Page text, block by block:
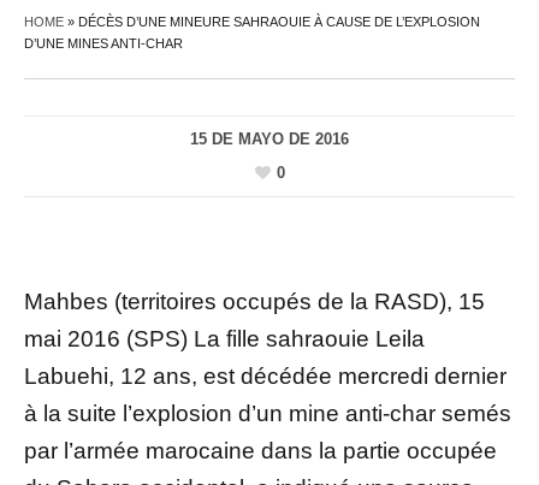
HOME » DÉCÈS D’UNE MINEURE SAHRAOUIE À CAUSE DE L’EXPLOSION
D’UNE MINES ANTI-CHAR
15 DE MAYO DE 2016
0
Mahbes (territoires occupés de la RASD), 15
mai 2016 (SPS) La fille sahraouie Leila
Labuehi, 12 ans, est décédée mercredi dernier
à la suite l’explosion d’un mine anti-char semés
par l’armée marocaine dans la partie occupée